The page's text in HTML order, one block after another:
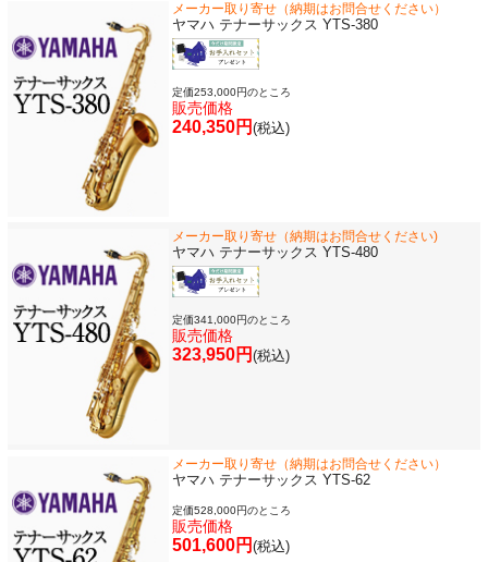
メーカー取り寄せ（納期はお問合せください）
ヤマハ テナーサックス YTS-380
定価253,000円のところ
販売価格
240,350円 (税込)
メーカー取り寄せ（納期はお問合せください)
ヤマハ テナーサックス YTS-480
定価341,000円のところ
販売価格
323,950円 (税込)
メーカー取り寄せ（納期はお問合せください）
ヤマハ テナーサックス YTS-62
定価528,000円のところ
販売価格
501,600円 (税込)
書籍・CD
音楽教本
ソロ楽譜・曲集
CD
アウトレット
中古楽器